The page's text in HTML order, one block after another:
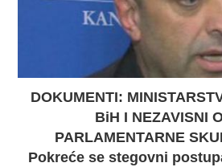
DOKUMENTI:
BiH I NEZAVISNI
PARLAMENTARNE
Pokreće se stegovni